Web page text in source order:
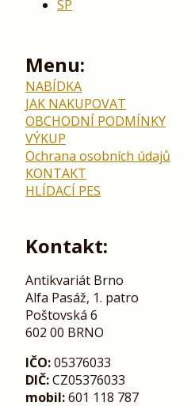
SP
Menu:
NABÍDKA
JAK NAKUPOVAT
OBCHODNÍ PODMÍNKY
VÝKUP
Ochrana osobních údajů
KONTAKT
HLÍDACÍ PES
Kontakt:
Antikvariát Brno
Alfa Pasáž, 1. patro
Poštovská 6
602 00 BRNO
IČO:05376033
DIČ:CZ05376033
mobil:601 118 787